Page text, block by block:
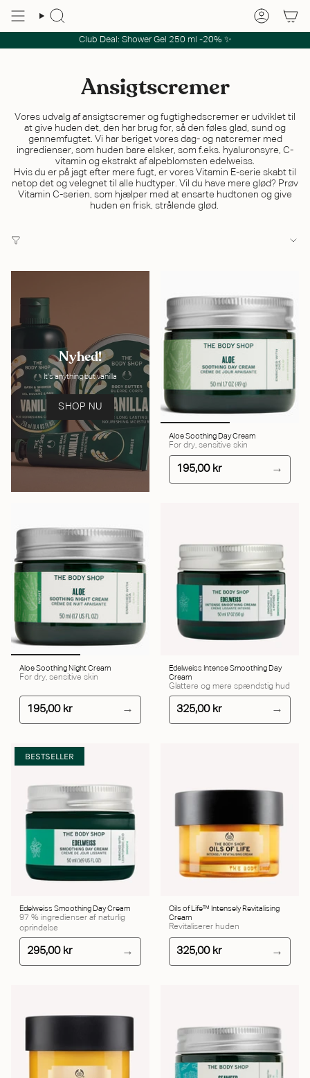
Club Deal: Shower Gel 250 ml -20% ✨
Ansigtscremer
Vores udvalg af ansigtscremer og fugtighedscremer er udviklet til
at give huden det, den har brug for, så den føles glad, sund og
gennemfugtet. Vi har beriget vores dag- og natcremer med
ingredienser, som huden bare elsker, som f.eks. hyaluronsyre, C-
vitamin og ekstrakt af alpeblomsten edelweiss.
Hvis du er på jagt efter mere fugt, er vores Vitamin E-serie skabt til
netop det og velegnet til alle hudtyper. Vil du have mere glød? Prøv
Vitamin C-serien, som hjælper med at ensarte hudtonen og give
huden en frisk, strålende glød.
Nyhed!
It's anything but vanilla
SHOP NU
Aloe Soothing Day Cream
For dry, sensitive skin
195,00 kr
Aloe Soothing Night Cream
For dry, sensitive skin
195,00 kr
Edelweiss Intense Smoothing Day
Cream
Glattere og mere spændstig hud
325,00 kr
BESTSELLER
Edelweiss Smoothing Day Cream
97 % ingredienser af naturlig
oprindelse
295,00 kr
Oils of Life™ Intensely Revitalising
Cream
Revitaliserer huden
325,00 kr